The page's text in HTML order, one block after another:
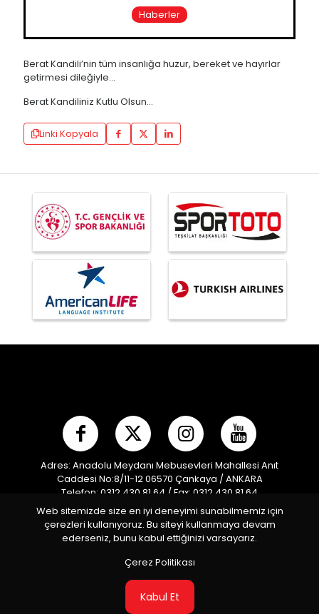
Haberler
Berat Kandili’nin tüm insanlığa huzur, bereket ve hayırlar
getirmesi dileğiyle…
Berat Kandiliniz Kutlu Olsun…
Linki Kopyala
Adres: Anadolu Meydanı Mebusevleri Mahallesi Anıt
Caddesi No:8/11-12 06570 Çankaya / ANKARA
Telefon: 0312 430 81 64 / Fax: 0312 430 81 64
E-posta:info@mpf.org.tr/ Kep Adresi:
modernpentatlonfederasyonu@hs01.kep.tr
Türkiye Modern Pentatlon Federasyonu © 2026 Tüm
Hakları Saklıdır
Web sitemizde size en iyi deneyimi sunabilmemiz için
çerezleri kullanıyoruz. Bu siteyi kullanmaya devam
ederseniz, bunu kabul ettiğinizi varsayarız.
Çerez Politikası
Kabul Et